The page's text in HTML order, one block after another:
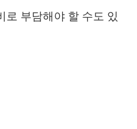
로 부담해야 할 수도 있